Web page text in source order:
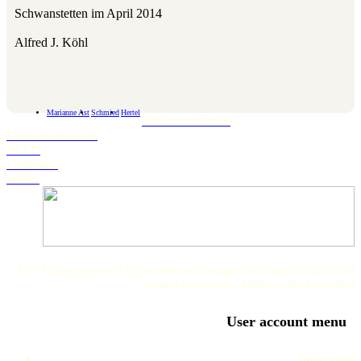
Schwanstetten im April 2014
Alfred J. Köhl
Marianne AstSchmiedHertel
Schwanstetten.de
Landratsamt Roth
BLFD
Landkarte
Wetter
Der Museumsverein Schwanstetten bedankt sich ganz herzlich bei
seinen Sponsoren, Helfern und Freunden
User account menu
Impressum